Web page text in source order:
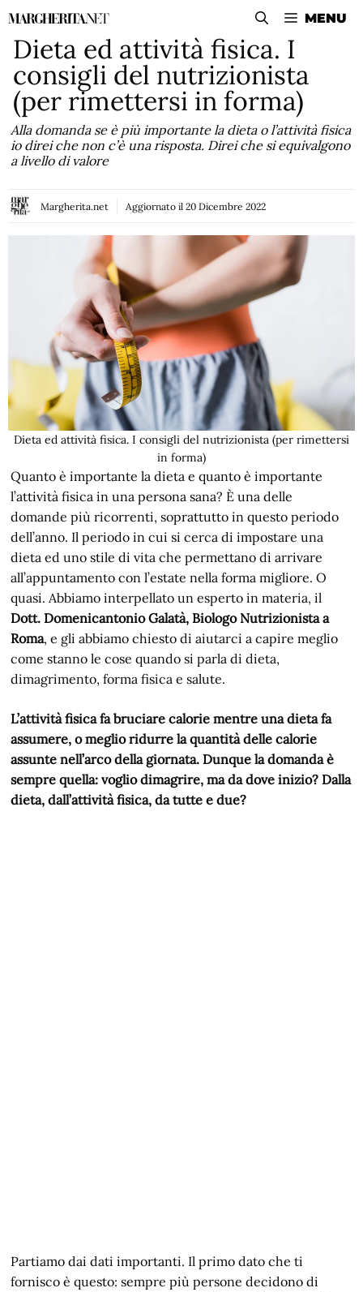
Vai
contenuto
MENU
Dieta ed attività fisica. I
consigli del nutrizionista
(per rimettersi in forma)
Alla domanda se è più importante la dieta o l’attività fisica
io direi che non c’è una risposta. Direi che si equivalgono
a livello di valore
Margherita.net Aggiornato il 20 Dicembre 2022
Dieta ed attività fisica. I consigli del nutrizionista (per rimettersi
in forma)
Quanto è importante la dieta e quanto è importante
l’attività fisica in una persona sana? È una delle
domande più ricorrenti, soprattutto in questo periodo
dell’anno. Il periodo in cui si cerca di impostare una
dieta ed uno stile di vita che permettano di arrivare
all’appuntamento con l’estate nella forma migliore. O
quasi. Abbiamo interpellato un esperto in materia, il
Dott. Domenicantonio Galatà, Biologo Nutrizionista a
Roma, e gli abbiamo chiesto di aiutarci a capire meglio
come stanno le cose quando si parla di dieta,
dimagrimento, forma fisica e salute.
L’attività fisica fa bruciare calorie mentre una dieta fa
assumere, o meglio ridurre la quantità delle calorie
assunte nell’arco della giornata. Dunque la domanda è
sempre quella: voglio dimagrire, ma da dove inizio? Dalla
dieta, dall’attività fisica, da tutte e due?
Partiamo dai dati importanti. Il primo dato che ti
fornisco è questo: sempre più persone decidono di